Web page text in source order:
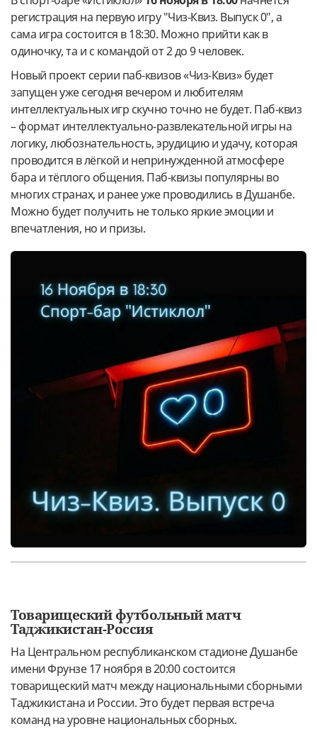
регистрация на первую игру "Чиз-Квиз. Выпуск 0", а
сама игра состоится в 18:30. Можно прийти как в
одиночку, та и с командой от 2 до 9 человек.
Новый проект серии паб-квизов «Чиз-Квиз» будет
запущен уже сегодня вечером и любителям
интеллектуальных игр скучно точно не будет. Паб-квиз
– формат интеллектуально-развлекательной игры на
логику, любознательность, эрудицию и удачу, которая
проводится в лёгкой и непринужденной атмосфере
бара и тёплого общения. Паб-квизы популярны во
многих странах, и ранее уже проводились в Душанбе.
Можно будет получить не только яркие эмоции и
впечатления, но и призы.
Товарищеский футбольный матч
Таджикистан-Россия
На Центральном республиканском стадионе Душанбе
имени Фрунзе 17 ноября в 20:00 состоится
товарищеский матч между национальными сборными
Таджикистана и России. Это будет первая встреча
команд на уровне национальных сборных.